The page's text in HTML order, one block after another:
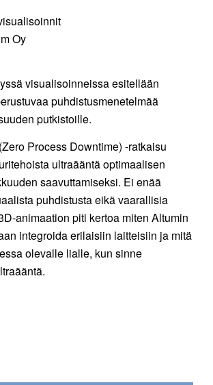
Oy
visualisoinneissa esitellään
puhdistusmenetelmää
putkistoille.
Process Downtime) -ratkaisu
ultraääntä optimaalisen
saavuttamiseksi. Ei enää
puhdistusta eikä vaarallisia
animaation piti kertoa miten Altumin
integroida erilaisiin laitteisiin ja mitä
olevalle lialle, kun sinne